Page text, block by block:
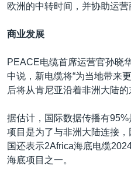
欧洲的中转时间，并协助运
商业发展
PEACE电缆首席运营官孙晓
中说，新电缆将“为当地带来
后将从肯尼亚沿着非洲大陆
据估计，国际数据传播有
项目是为了与非洲大陆连接
国还表示2Africa海底电缆
海底项目之一。